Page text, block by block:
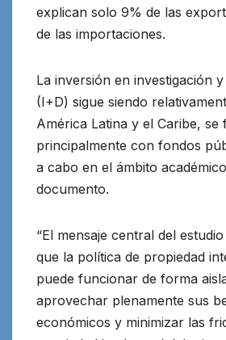
explican solo 9% de las
de las importaciones.
La inversión en investigación
(I+D) sigue siendo
América Latina y el Caribe, se
principalmente con fondos
a cabo en el ámbito
documento.
“El mensaje central del
que la política de propiedad
puede funcionar de forma
aprovechar plenamente sus
económicos y minimizar las